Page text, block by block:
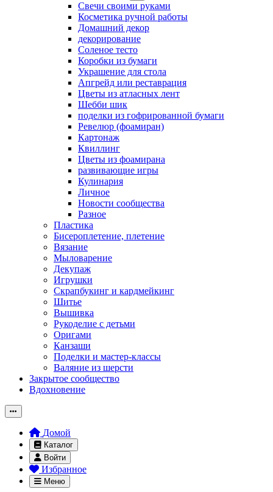
Свечи своими руками
Косметика ручной работы
Домашний декор
декорирование
Соленое тесто
Коробки из бумаги
Украшение для стола
Апгрейд или реставрация
Цветы из атласных лент
Шебби шик
поделки из гофрированной бумаги
Ревелюр (фоамиран)
Картонаж
Квиллинг
Цветы из фоамирана
развивающие игры
Кулинария
Личное
Новости сообщества
Разное
Пластика
Бисероплетение, плетение
Вязание
Мыловарение
Декупаж
Игрушки
Скрапбукинг и кардмейкинг
Шитье
Вышивка
Рукоделие с детьми
Оригами
Канзаши
Поделки и мастер-классы
Валяние из шерсти
Закрытое сообщество
Вдохновение
Домой
Каталог
Войти
Избранное
Меню